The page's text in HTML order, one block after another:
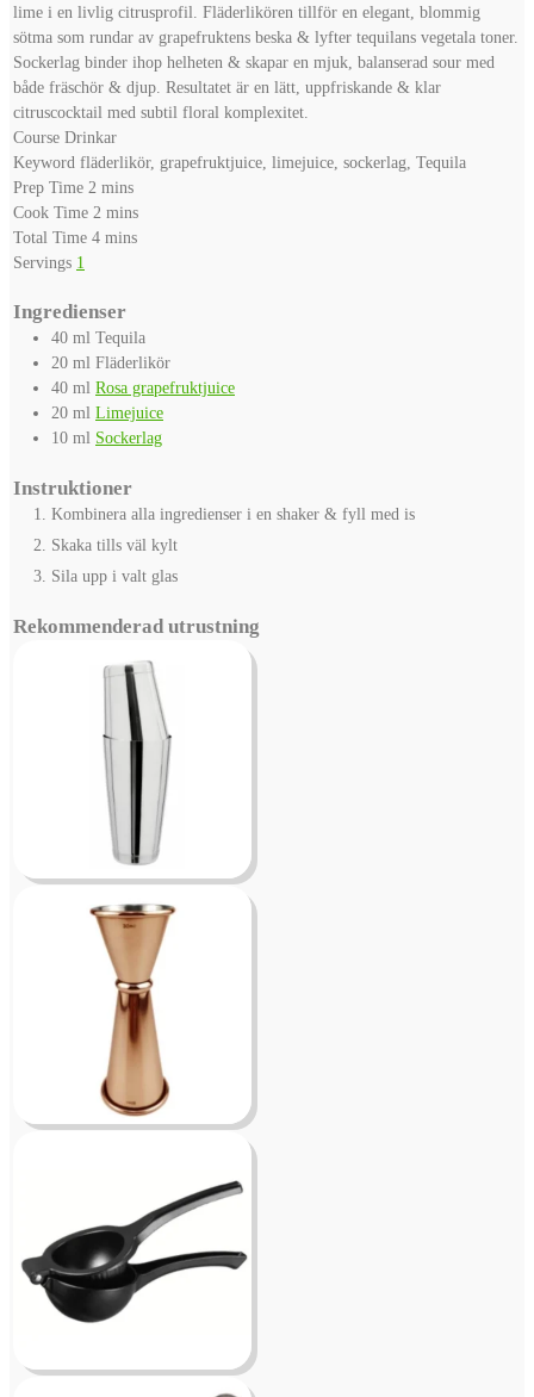
lime i en livlig citrusprofil. Fläderlikören tillför en elegant, blommig
sötma som rundar av grapefruktens beska & lyfter tequilans vegetala toner.
Sockerlag binder ihop helheten & skapar en mjuk, balanserad sour med
både fräschör & djup. Resultatet är en lätt, uppfriskande & klar
citruscocktail med subtil floral komplexitet.
Course Drinkar
Keyword fläderlikör, grapefruktjuice, limejuice, sockerlag, Tequila
Prep Time 2 minutes
mins
Cook Time 2 minutes
mins
Total Time 4minutes
mins
Servings 1
Ingredienser
40 ml Tequila
20 ml Fläderlikör
40 ml Rosa grapefruktjuice
20 ml Limejuice
10 ml Sockerlag
Instruktioner
Kombinera alla ingredienser i en shaker & fyll med is
Skaka tills väl kylt
Sila upp i valt glas
Rekommenderad utrustning